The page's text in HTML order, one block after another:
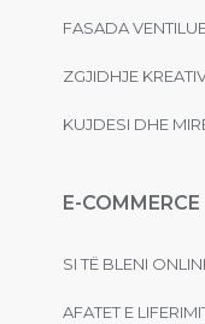
FASADA
ZGJIDHJE
KUJDESI DHE
E-COMMERCE
SI TË BLENI
AFATET E